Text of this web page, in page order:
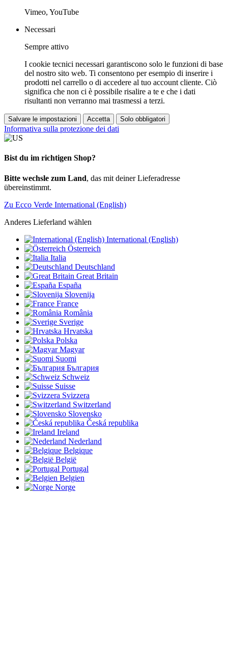
Vimeo, YouTube
Necessari
Sempre attivo
I cookie tecnici necessari garantiscono solo le funzioni di base
del nostro sito web. Ti consentono per esempio di inserire i
prodotti nel carrello o di accedere al tuo account cliente. Ciò
significa che non ci è possibile risalire a te e che i dati
risultanti non verranno mai trasmessi a terzi.
Salvare le impostazioni Accetta Solo obbligatori
Informativa sulla protezione dei dati
Bist du im richtigen Shop?
Bitte wechsle zum Land, das mit deiner Lieferadresse
übereinstimmt.
Zu Ecco Verde International (English)
Anderes Lieferland wählen
International (English)
Österreich
Italia
Deutschland
Great Britain
España
Slovenija
France
România
Sverige
Hrvatska
Polska
Magyar
Suomi
България
Schweiz
Suisse
Svizzera
Switzerland
Slovensko
Česká republika
Ireland
Nederland
Belgique
België
Portugal
Belgien
Norge